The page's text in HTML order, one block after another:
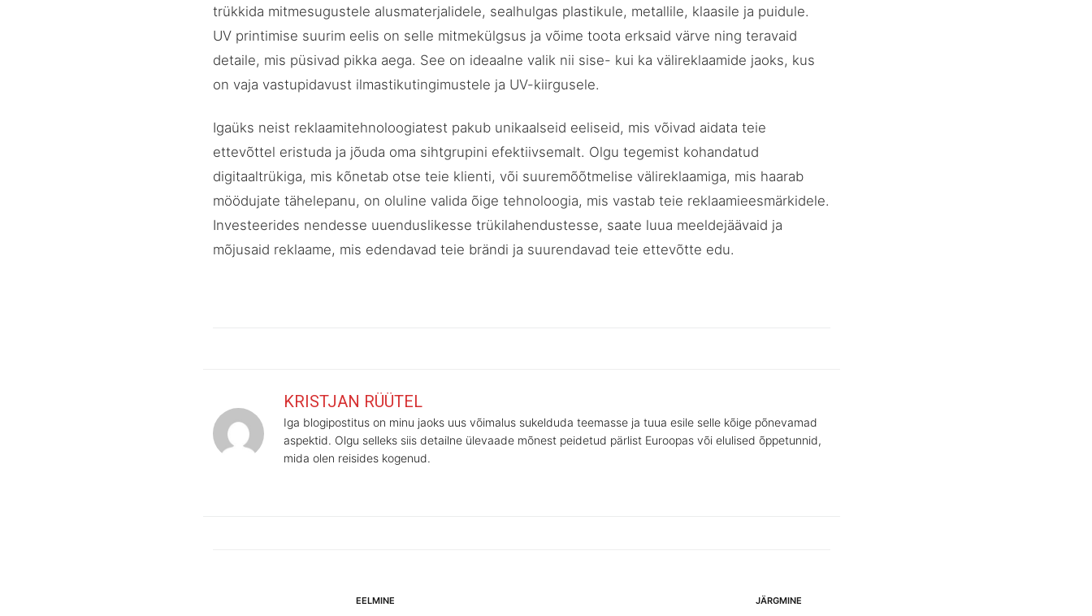
trükkida mitmesugustele alusmaterjalidele, sealhulgas plastikule, metallile, klaasile ja puidule.
UV printimise suurim eelis on selle mitmekülgsus ja võime toota erksaid värve ning teravaid
detaile, mis püsivad pikka aega. See on ideaalne valik nii sise- kui ka välireklaamide jaoks, kus
on vaja vastupidavust ilmastikutingimustele ja UV-kiirgusele.
Igaüks neist reklaamitehnoloogiatest pakub unikaalseid eeliseid, mis võivad aidata teie
ettevõttel eristuda ja jõuda oma sihtgrupini efektiivsemalt. Olgu tegemist kohandatud
digitaaltrükiga, mis kõnetab otse teie klienti, või suuremõõtmelise välireklaamiga, mis haarab
möödujate tähelepanu, on oluline valida õige tehnoloogia, mis vastab teie reklaamieesmärkidele.
Investeerides nendesse uuenduslikesse trükilahendustesse, saate luua meeldejäävaid ja
mõjusaid reklaame, mis edendavad teie brändi ja suurendavad teie ettevõtte edu.
KRISTJAN RÜÜTEL
Iga blogipostitus on minu jaoks uus võimalus sukelduda teemasse ja tuua esile selle kõige põnevamad
aspektid. Olgu selleks siis detailne ülevaade mõnest peidetud pärlist Euroopas või elulised õppetunnid,
mida olen reisides kogenud.
EELMINE JÄRGMINE